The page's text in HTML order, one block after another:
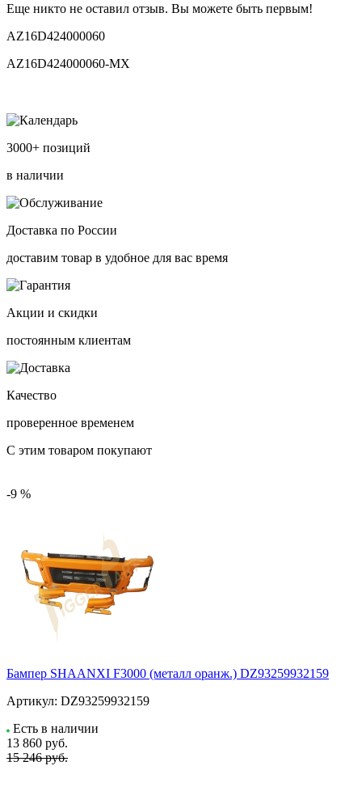
Еще никто не оставил отзыв. Вы можете быть первым!
AZ16D424000060
AZ16D424000060-MX
3000+ позиций
в наличии
Доставка по России
доставим товар в удобное для вас время
Акции и скидки
постоянным клиентам
Качество
проверенное временем
С этим товаром покупают
-9 %
Бампер SHAANXI F3000 (металл оранж.) DZ93259932159
Артикул: DZ93259932159
Есть в наличии
13 860 руб.
15 246 руб.